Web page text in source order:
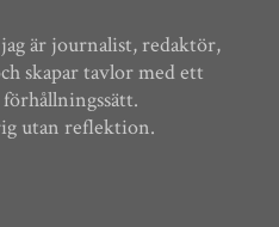
är journalist, redaktör,
skapar tavlor med ett
utan reflektion.